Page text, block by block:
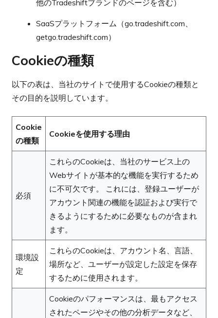
他のTradeshiftブランドのページを含む）
SaaSプラットフォーム（go.tradeshift.com、
getgo.tradeshift.com）
Cookieの種類
以下の表は、当社のサイトで使用するCookieの種類と
その目的を説明しています。
Cookie
の種類
Cookieを使用する理由
必須
これらのCookieは、当社のサービス上の
Webサイトが基本的な機能を実行するため
に不可欠です。 これには、登録ユーザーが
アカウント関連の機能を認証および実行で
きるようにするために必要なものが含まれ
ます。
環境設
定
これらのCookieは、アカウント名、言語、
場所など、ユーザーが設定した設定を保存
するために使用されます。
Cookieのパフォーマンスは、最もアクセス
されたページやその他の分析データなど、